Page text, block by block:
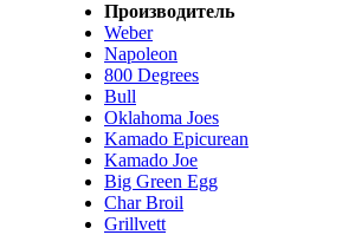
Производитель
Weber
Napoleon
800 Degrees
Bull
Oklahoma Joes
Kamado Epicurean
Kamado Joe
Big Green Egg
Char Broil
Grillvett